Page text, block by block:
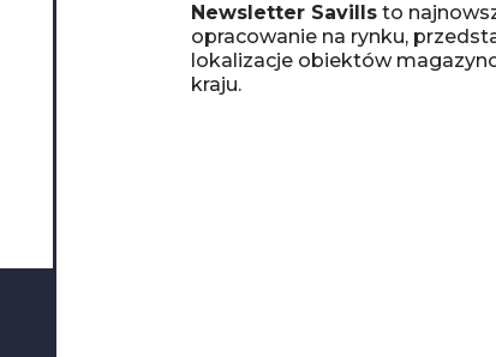
Newsletter Savills to
opracowanie na rynku,
lokalizacje obiektów
kraju.